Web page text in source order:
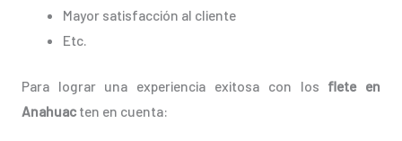
Mayor satisfacción al cliente
Etc.
Para lograr una experiencia exitosa con los flete en
Anahuacten en cuenta: